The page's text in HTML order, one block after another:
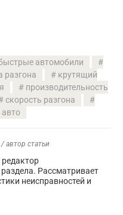
автомобили
разгона
крутящий
производительность
скорость разгона
/ автор статьи
Рассматривает
неисправностей и